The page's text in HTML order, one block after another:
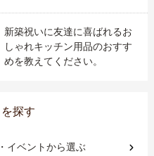
新築祝いに友達に喜ばれるお
しゃれキッチン用品のおすす
めを教えてください。
探す
イベントから選ぶ